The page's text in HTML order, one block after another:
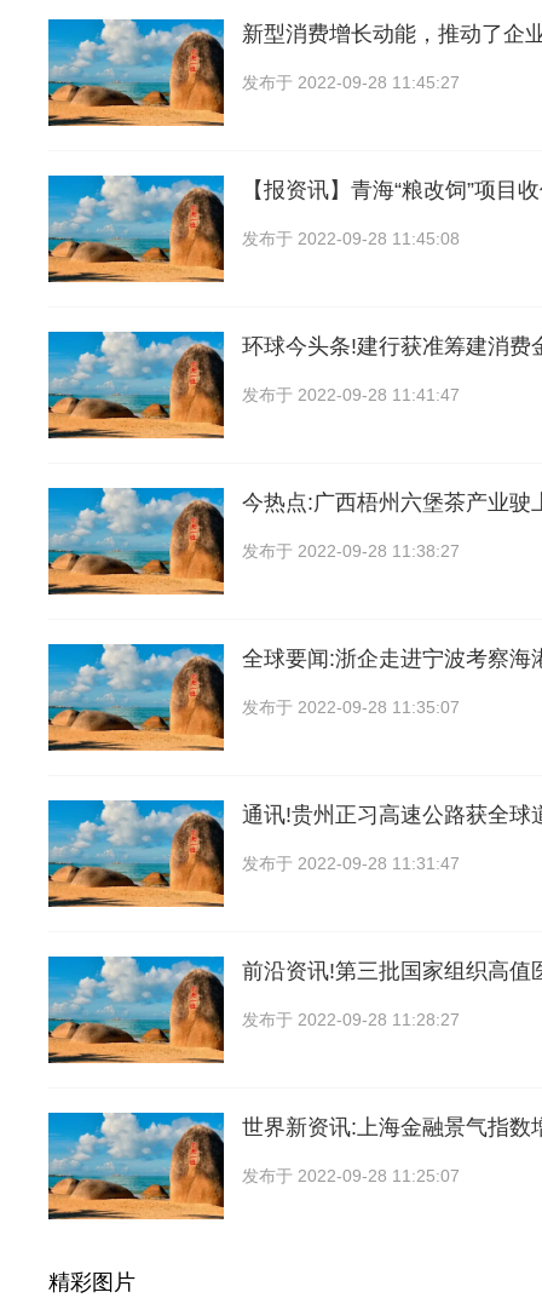
新型消费增长动能，推动了企
发布于 2022-09-28 11:45:27
【报资讯】青海“粮改饲”项目
发布于 2022-09-28 11:45:08
环球今头条!建行获准筹建消费
发布于 2022-09-28 11:41:47
今热点:广西梧州六堡茶产业驶
发布于 2022-09-28 11:38:27
全球要闻:浙企走进宁波考察海
发布于 2022-09-28 11:35:07
通讯!贵州正习高速公路获全球
发布于 2022-09-28 11:31:47
前沿资讯!第三批国家组织高值
发布于 2022-09-28 11:28:27
世界新资讯:上海金融景气指数
发布于 2022-09-28 11:25:07
精彩图片